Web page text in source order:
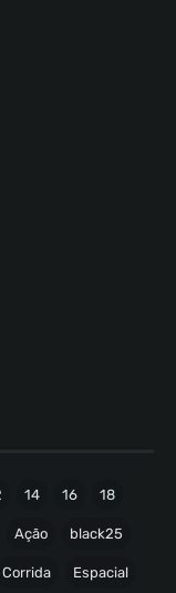
14 16 18
Ação black25
Corrida Espacial